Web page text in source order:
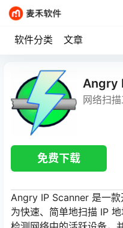
软件分类 文章
Angry
网络扫
免费下载
Angry IP Scanner 是一
为快速、简单地扫描 IP